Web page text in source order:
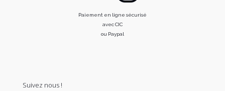
Paiement en ligne sécurisé
avec CIC
ou Paypal
Suivez nous !